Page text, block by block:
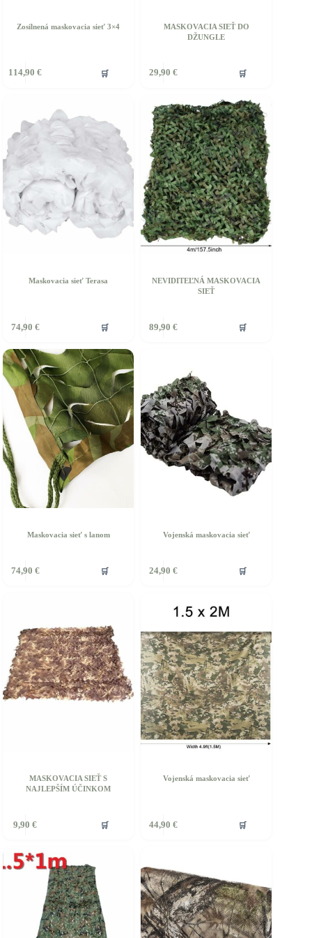
Zosilnená maskovacia sieť 3×4
114,90€ 🛒
MASKOVACIA SIEŤ DO
DŽUNGLE
29,90 € 🛒
produkt
variantov.
Možnosti
môžete
vybrať
stránke
produktu.
Maskovacia sieť Terasa
74,90 € 🛒
NEVIDITEĽNÁ MASKOVACIA
SIEŤ
89,90 € 🛒
Maskovacia sieť s lanom
74,90 € 🛒
Vojenská maskovacia sieť
24,90 € 🛒
produkt
môžete
vybrať
stránke
produktu.
MASKOVACIA SIEŤ S
NAJLEPŠÍM ÚČINKOM
9,90€ 🛒
Vojenská maskovacia sieť
44,90 € 🛒